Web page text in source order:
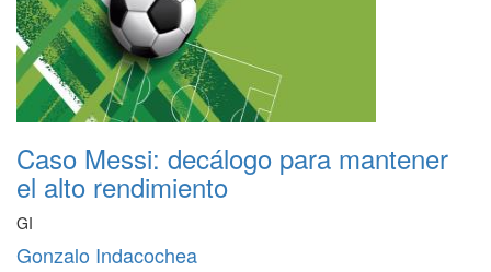
Caso Messi: decálogo para mantener
el alto rendimiento
GI
Gonzalo Indacochea